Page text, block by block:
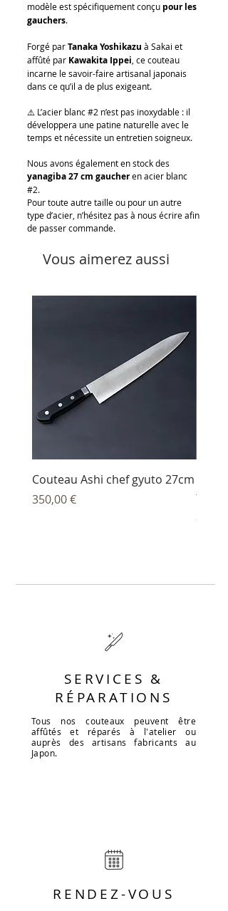
modèle est spécifiquement conçu pour les
gauchers.
Forgé parTanaka Yoshikazu à Sakai et
affûté par Kawakita Ippei , ce couteau
incarne le savoir-faire artisanal japonais
dans ce qu’il a de plus exigeant.
⚠️ L’acier blanc #2 n’est pas inoxydable : il
développera une patine naturelle avec le
temps et nécessite un entretien soigneux.
Nous avons également en stock des
yanagiba 27 cm gaucheren acier blanc
#2.
Pour toute autre taille ou pour un autre
type d’acier, n’hésitez pas à nous écrire afin
de passer commande.
Vous aimerez aussi
Couteau Ashi chef gyuto 27cm
Prix
350,00 €
Prix
344,00
SERVICES &
RÉPARATIONS
Tous nos couteaux peuvent être
affûtés et réparés à l'atelier ou
auprès des artisans fabricants au
Japon.
RENDEZ-VOUS